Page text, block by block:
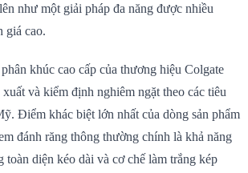
như một giải pháp đa năng được nhiều
giá cao.
khúc cao cấp của thương hiệu Colgate
và kiểm định nghiêm ngặt theo các tiêu
Điểm khác biệt lớn nhất của dòng sản phẩm
đánh răng thông thường chính là khả năng
toàn diện kéo dài và cơ chế làm trắng kép